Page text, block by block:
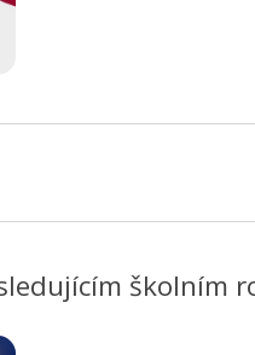
školním